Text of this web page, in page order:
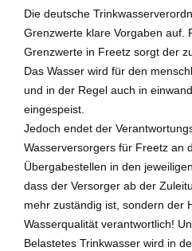
Die deutsche
Grenzwerte klare Vorgaben auf.
Grenzwerte in Freetz sorgt der
Das Wasser wird für den
und in der Regel auch in
eingespeist.
Jedoch endet der
Wasserversorgers für Freetz an
Übergabestellen in den
dass der Versorger ab der
mehr zuständig ist, sondern der
Wasserqualität verantwortlich!
Belastetes Trinkwasser wird in